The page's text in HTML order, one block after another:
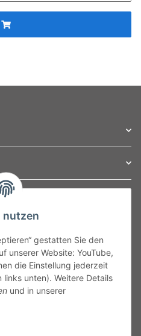
nutzen
gestatten Sie den
unserer Website: YouTube,
die Einstellung jederzeit
unten). Weitere Details
und in unserer